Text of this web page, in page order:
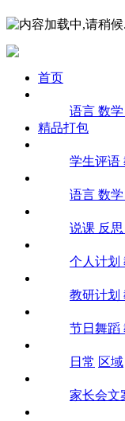
首页
语言 数学
精品打包
学生评语
语言 数学
说课 反思
个人计划
教研计划
节日舞蹈
日常 区域
家长会文